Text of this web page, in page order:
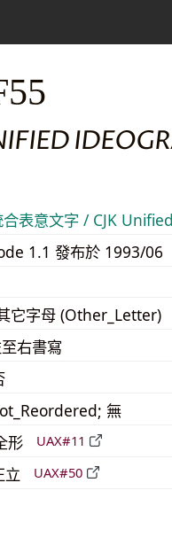
合表意文字 / CJK
1.1 發布於 1993/06
它字母 (Other_Letter)
右書寫
無
形 UAX#11
立 UAX#50